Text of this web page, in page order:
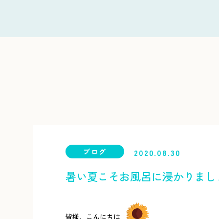
ブログ 2020.08.30
暑い夏こそお風呂に浸かりま
皆様、こんにちは